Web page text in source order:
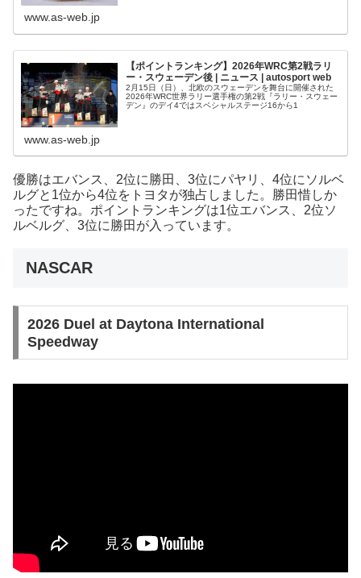
www.as-web.jp
【ポイントランキング】2026年WRC第2戦ラリ
ー・スウェーデン後 | ニュース | autosport web
2月15日（日）、北欧のスウェーデンを舞台に開催された
2026年WRC世界ラリー選手権の第2戦『ラリー・スウェー
デン』のデイ4ではスペシャルステージ16から1
www.as-web.jp
優勝はエバンス、2位に勝田、3位にパヤリ、4位にソルベ
ルグと1位から4位をトヨタが独占しました。勝田惜しか
ったですね。ポイントランキングは1位エバンス、2位ソ
ルベルグ、3位に勝田が入っています。
NASCAR
2026 Duel at Daytona International
Speedway